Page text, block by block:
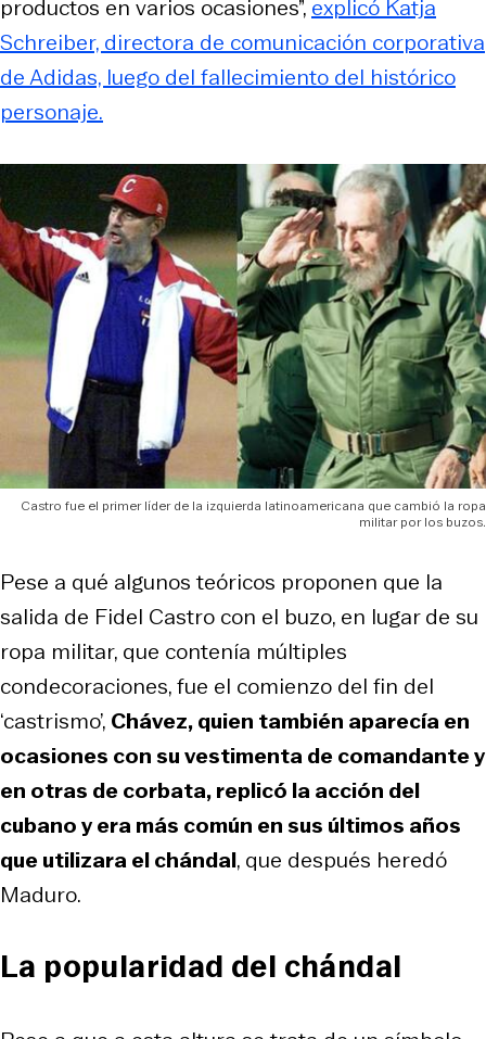
productos en varios ocasiones”, explicó Katja
Schreiber, directora de comunicación corporativa
de Adidas, luego del fallecimiento del histórico
personaje.
Castro fue el primer líder de la izquierda latinoamericana que cambió la ropa
militar por los buzos.
Pese a qué algunos teóricos proponen que la
salida de Fidel Castro con el buzo, en lugar de su
ropa militar, que contenía múltiples
condecoraciones, fue el comienzo del fin del
‘castrismo’, Chávez, quien también aparecía en
ocasiones con su vestimenta de comandante y
en otras de corbata, replicó la acción del
cubano y era más común en sus últimos años
que utilizara el chándal, que después heredó
Maduro.
La popularidad del chándal